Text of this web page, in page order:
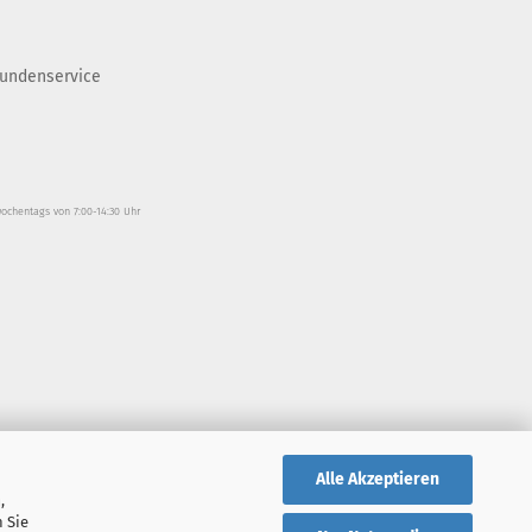
Sie
Alle Akzeptieren
von 7:00-14:30 Uhr